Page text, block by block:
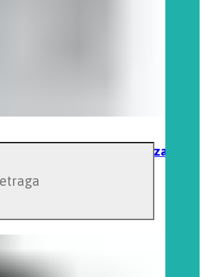
žaluzina / filter za za
dimenzije 150 x 150mm,